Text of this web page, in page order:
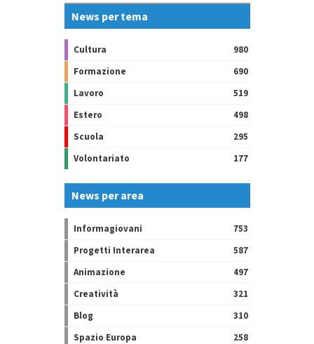
News per tema
Cultura
980
Formazione
690
Lavoro
519
Estero
498
Scuola
295
Volontariato
177
News per area
Informagiovani
753
Progetti Interarea
587
Animazione
497
Creatività
321
Blog
310
Spazio Europa
258